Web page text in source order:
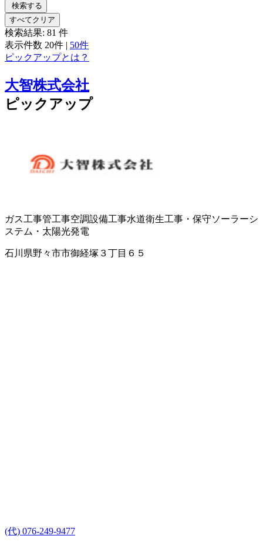
検索する
すべてクリア
検索結果: 81 件
表示件数 20件 | 50件
ピックアップとは？
大智株式会社
ピックアップ
ガス工事管工事空調設備工事水道衛生工事・保守ソーラーシ
ステム・太陽光発電
石川県野々市市御経塚３丁目６５
(代) 076-249-9477